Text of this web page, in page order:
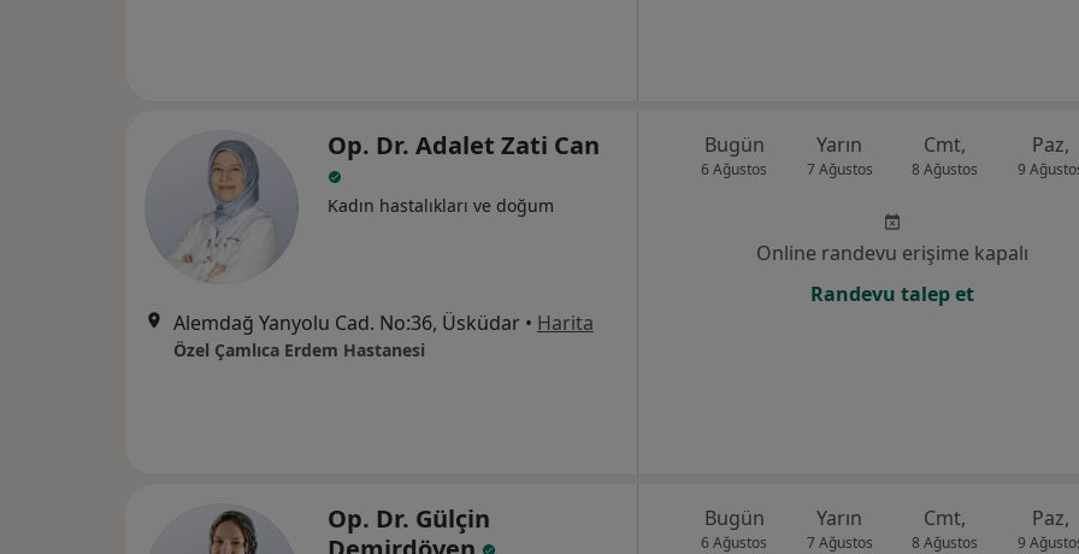
Op. Dr. Adalet Zati Can
Kadın hastalıkları ve doğum
Alemdağ Yanyolu Cad. No:36, Üsküdar • Harita
Özel Çamlıca Erdem Hastanesi
Bugün
6 Ağustos
Yarın
7 Ağustos
Cmt,
8 Ağustos
Paz,
9
Online randevu erişime kapalı
Randevu talep et
Op. Dr. Gülçin
Bugün
6 Ağustos
Yarın
7 Ağustos
Cmt,
8 Ağustos
Paz,
9